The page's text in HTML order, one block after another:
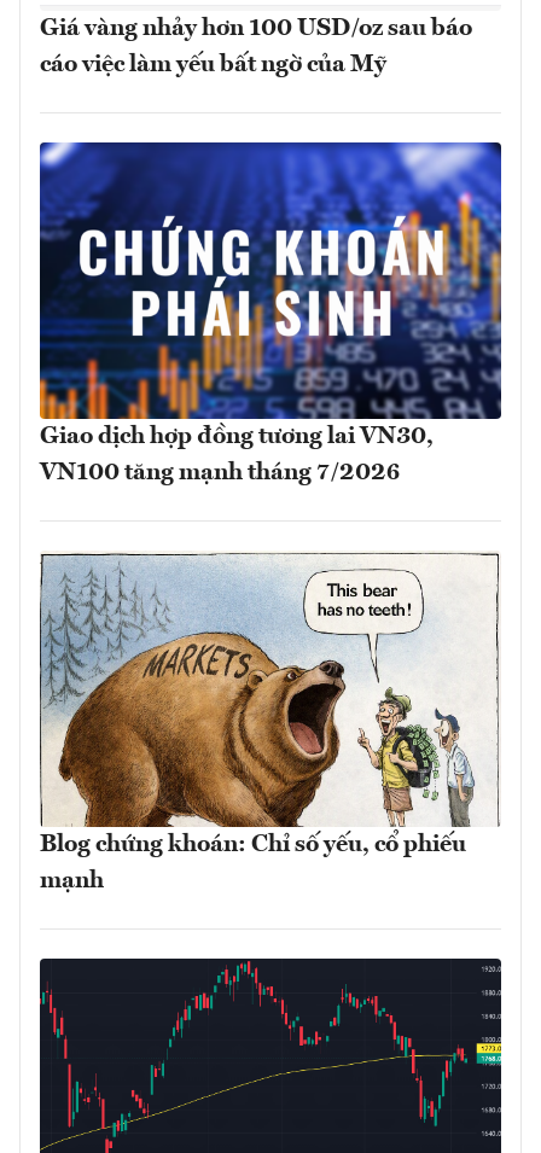
Giá vàng nhảy hơn 100 USD/oz sau báo
cáo việc làm yếu bất ngờ của Mỹ
Giao dịch hợp đồng tương lai VN30,
VN100 tăng mạnh tháng 7/2026
Blog chứng khoán: Chỉ số yếu, cổ phiếu
mạnh